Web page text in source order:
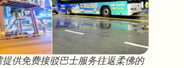
提供免费接驳巴士服务往返柔佛的